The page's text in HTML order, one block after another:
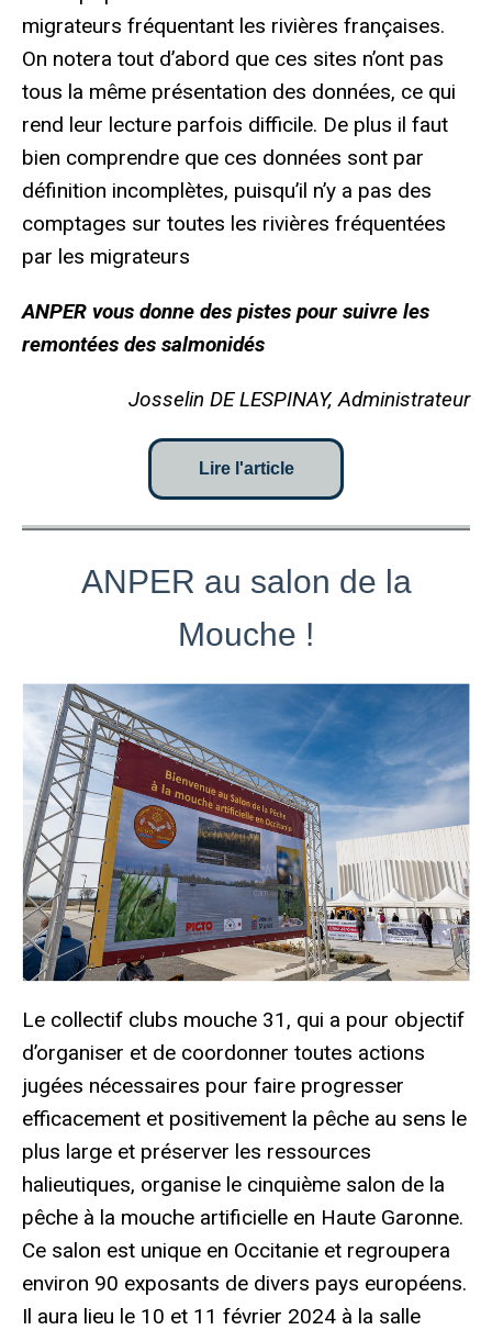
migrateurs fréquentant les rivières françaises.
On notera tout d’abord que ces sites n’ont pas
tous la même présentation des données, ce qui
rend leur lecture parfois difficile. De plus il faut
bien comprendre que ces données sont par
définition incomplètes, puisqu’il n’y a pas des
comptages sur toutes les rivières fréquentées
par les migrateurs
ANPER vous donne des pistes pour suivre les
remontées des salmonidés
Josselin DE LESPINAY, Administrateur
Lire l'article
ANPER au salon de la
Mouche !
Le collectif clubs mouche 31, qui a pour objectif
d’organiser et de coordonner toutes actions
jugées nécessaires pour faire progresser
efficacement et positivement la pêche au sens le
plus large et préserver les ressources
halieutiques, organise le cinquième salon de la
pêche à la mouche artificielle en Haute Garonne.
Ce salon est unique en Occitanie et regroupera
environ 90 exposants de divers pays européens.
Il aura lieu le 10 et 11 février 2024 à la salle